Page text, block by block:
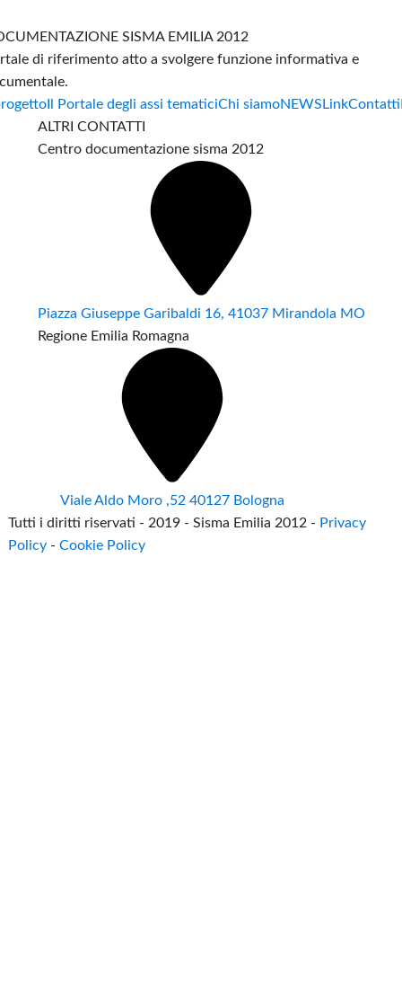
SISMA EMILIA 2012
di riferimento atto a svolgere funzione informativa e
Il Portale degli assi tematiciChi siamoNEWS LinkContatti
ALTRI CONTATTI
Centro documentazione sisma 2012
Piazza Giuseppe Garibaldi 16, 41037 Mirandola MO
Regione Emilia Romagna
Viale Aldo Moro ,52 40127 Bologna
Tutti i diritti riservati - 2019 - Sisma Emilia 2012 - Privacy
Policy -Cookie Policy